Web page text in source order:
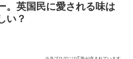
。英国民に愛される味は
い？